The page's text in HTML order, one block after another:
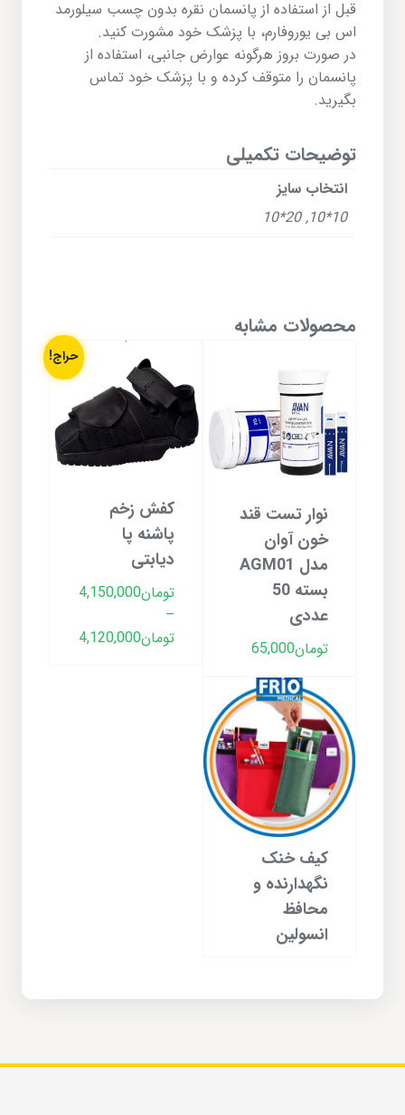
قبل از استفاده از پانسمان نقره بدون چسب سیلورمد
اس بی یوروفارم، با پزشک خود مشورت کنید.
در صورت بروز هرگونه عوارض جانبی، استفاده از
پانسمان را متوقف کرده و با پزشک خود تماس
بگیرید.
توضیحات تکمیلی
انتخاب سایز
10*10
,
20*10
محصولات مشابه
نوار تست قند
خون آوان
مدل AGM01
بسته 50
عددی
تومان65,000
حراج!
کفش زخم
پاشنه پا
دیابتی
تومان4,150,000
–
تومان4,120,000
کیف خنک
نگهدارنده و
محافظ
انسولین